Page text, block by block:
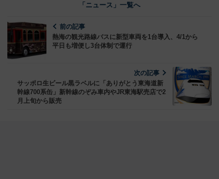
「ニュース」一覧へ
前の記事
熱海の観光路線バスに新型車両を1台導入、4/1から
平日も増便し3台体制で運行
次の記事
サッポロ生ビール黒ラベルに「ありがとう東海道新
幹線700系缶」新幹線のぞみ車内やJR東海駅売店で2
月上旬から販売